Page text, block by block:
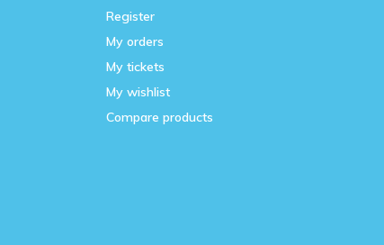
Register
My orders
My tickets
My wishlist
Compare products